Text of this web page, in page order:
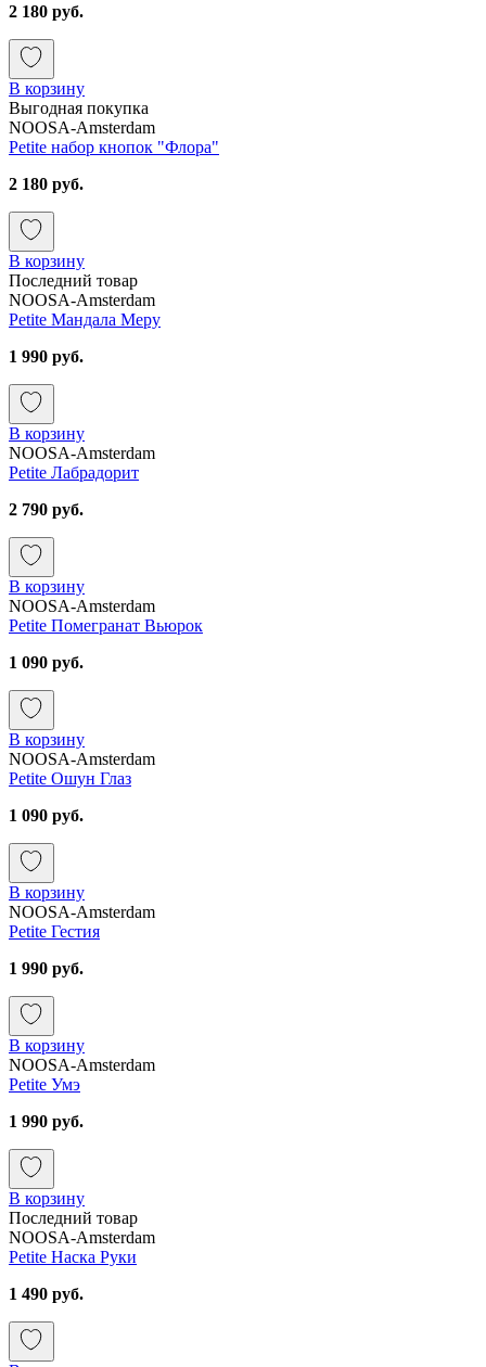
2 180 руб.
В корзину
Выгодная покупка
NOOSA-Amsterdam
Petite набор кнопок "Флора"
2 180 руб.
В корзину
Последний товар
NOOSA-Amsterdam
Petite Мандала Меру
1 990 руб.
В корзину
NOOSA-Amsterdam
Petite Лабрадорит
2 790 руб.
В корзину
NOOSA-Amsterdam
Petite Помегранат Вьюрок
1 090 руб.
В корзину
NOOSA-Amsterdam
Petite Ошун Глаз
1 090 руб.
В корзину
NOOSA-Amsterdam
Petite Гестия
1 990 руб.
В корзину
NOOSA-Amsterdam
Petite Умэ
1 990 руб.
В корзину
Последний товар
NOOSA-Amsterdam
Petite Наска Руки
1 490 руб.